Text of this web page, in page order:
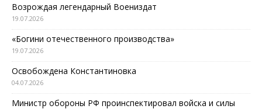
Возрождая легендарный Воениздат
19.07.2026
«Богини отечественного производства»
19.07.2026
Освобождена Константиновка
04.07.2026
Министр обороны РФ проинспектировал войска и силы